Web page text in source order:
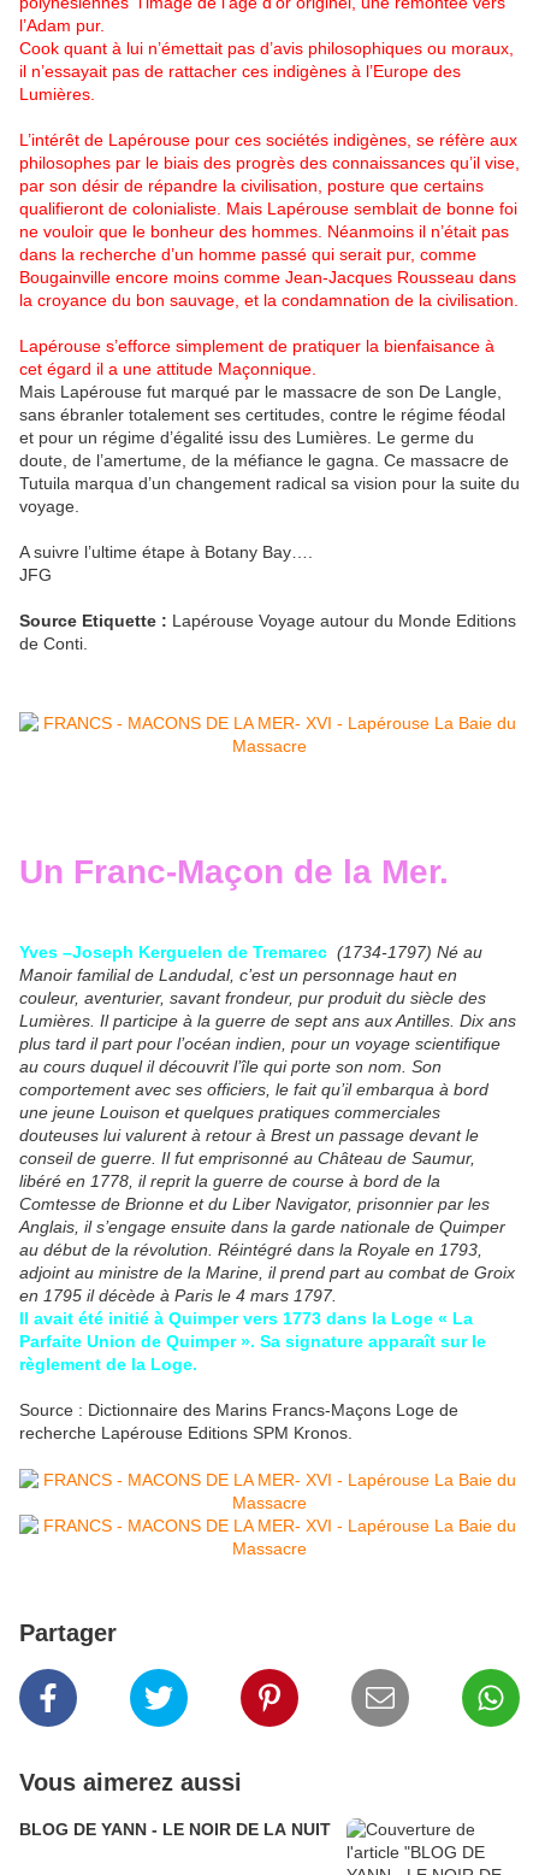
l’Adam pur.
Cook quant à lui n’émettait pas d’avis philosophiques ou moraux,
il n’essayait pas de rattacher ces indigènes à l’Europe des
Lumières.
L’intérêt de Lapérouse pour ces sociétés indigènes, se réfère aux
philosophes par le biais des progrès des connaissances qu’il vise,
par son désir de répandre la civilisation, posture que certains
qualifieront de colonialiste. Mais Lapérouse semblait de bonne foi
ne vouloir que le bonheur des hommes. Néanmoins il n’était pas
dans la recherche d’un homme passé qui serait pur, comme
Bougainville encore moins comme Jean-Jacques Rousseau dans
la croyance du bon sauvage, et la condamnation de la civilisation.
Lapérouse s’efforce simplement de pratiquer la bienfaisance à
cet égard il a une attitude Maçonnique.
Mais Lapérouse fut marqué par le massacre de son De Langle,
sans ébranler totalement ses certitudes, contre le régime féodal
et pour un régime d’égalité issu des Lumières. Le germe du
doute, de l’amertume, de la méfiance le gagna. Ce massacre de
Tutuila marqua d’un changement radical sa vision pour la suite du
voyage.
A suivre l’ultime étape à Botany Bay….
JFG
Source Etiquette : Lapérouse Voyage autour du Monde Editions
de Conti.
Un Franc-Maçon de la Mer.
Yves –Joseph Kerguelen de Tremarec (1734-1797) Né au
Manoir familial de Landudal, c’est un personnage haut en
couleur, aventurier, savant frondeur, pur produit du siècle des
Lumières. Il participe à la guerre de sept ans aux Antilles. Dix ans
plus tard il part pour l’océan indien, pour un voyage scientifique
au cours duquel il découvrit l’île qui porte son nom. Son
comportement avec ses officiers, le fait qu’il embarqua à bord
une jeune Louison et quelques pratiques commerciales
douteuses lui valurent à retour à Brest un passage devant le
conseil de guerre. Il fut emprisonné au Château de Saumur,
libéré en 1778, il reprit la guerre de course à bord de la
Comtesse de Brionne et du Liber Navigator, prisonnier par les
Anglais, il s’engage ensuite dans la garde nationale de Quimper
au début de la révolution. Réintégré dans la Royale en 1793,
adjoint au ministre de la Marine, il prend part au combat de Groix
en 1795 il décède à Paris le 4 mars 1797.
Il avait été initié à Quimper vers 1773 dans la Loge « La
Parfaite Union de Quimper ». Sa signature apparaît sur le
règlement de la Loge.
Source : Dictionnaire des Marins Francs-Maçons Loge de
recherche Lapérouse Editions SPM Kronos.
Partager
Vous aimerez aussi
BLOG DE YANN - LE NOIR DE LA NUIT